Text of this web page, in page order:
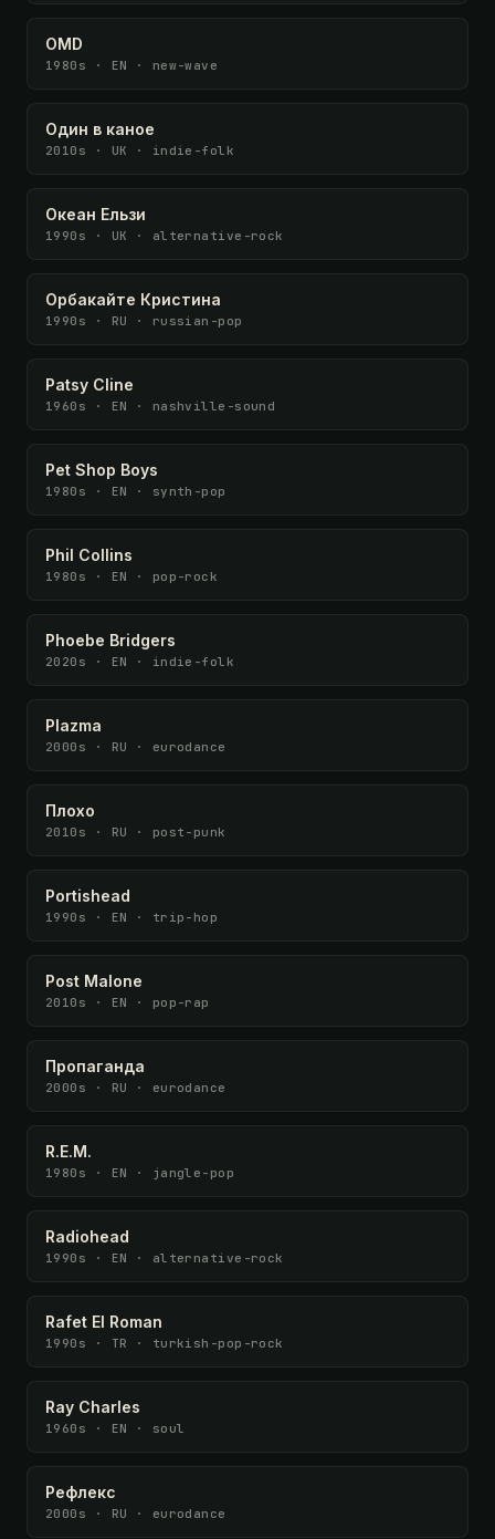
OMD
1980s · EN · new-wave
Один в каное
2010s · UK · indie-folk
Океан Ельзи
1990s · UK · alternative-rock
Орбакайте Кристина
1990s · RU · russian-pop
Patsy Cline
1960s · EN · nashville-sound
Pet Shop Boys
1980s · EN · synth-pop
Phil Collins
1980s · EN · pop-rock
Phoebe Bridgers
2020s · EN · indie-folk
Plazma
2000s · RU · eurodance
Плохо
2010s · RU · post-punk
Portishead
1990s · EN · trip-hop
Post Malone
2010s · EN · pop-rap
Пропаганда
2000s · RU · eurodance
R.E.M.
1980s · EN · jangle-pop
Radiohead
1990s · EN · alternative-rock
Rafet El Roman
1990s · TR · turkish-pop-rock
Ray Charles
1960s · EN · soul
Рефлекс
2000s · RU · eurodance